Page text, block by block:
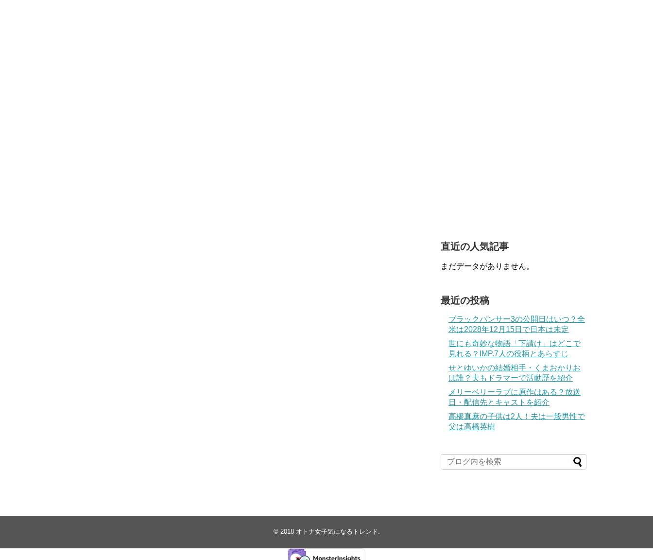
直近の人気記事
まだデータがありません。
最近の投稿
ブラックパンサー3の公開日はいつ？全
米は2028年12月15日で日本は未定
世にも奇妙な物語「下請け」はどこで
見れる？IMP.7人の役柄とあらすじ
せとゆいかの結婚相手・くまおかりお
は誰？夫もドラマーで活動歴を紹介
メリーベリーラブに原作はある？放送
日・配信先とキャストを紹介
高橋真麻の子供は2人！夫は一般男性で
父は高橋英樹
© 2018 オトナ女子気になるトレンド.